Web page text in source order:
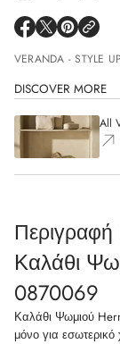
VERANDA - STYLE
DISCOVER MORE
All
Περιγραφή
Καλάθι
0870069
Καλάθι Ψωμιού
μόνο για